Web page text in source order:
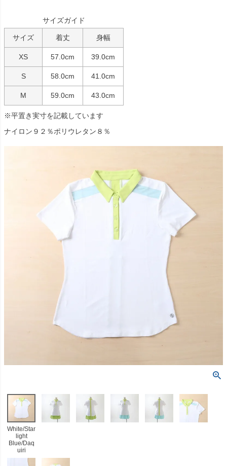
サイズガイド
サイズ 着丈 身幅
XS 57.0cm 39.0cm
S 58.0cm 41.0cm
M 59.0cm 43.0cm
※平置き実寸を記載しています
ナイロン９２％ポリウレタン８％
White/Star
light
Blue/Daq
uiri